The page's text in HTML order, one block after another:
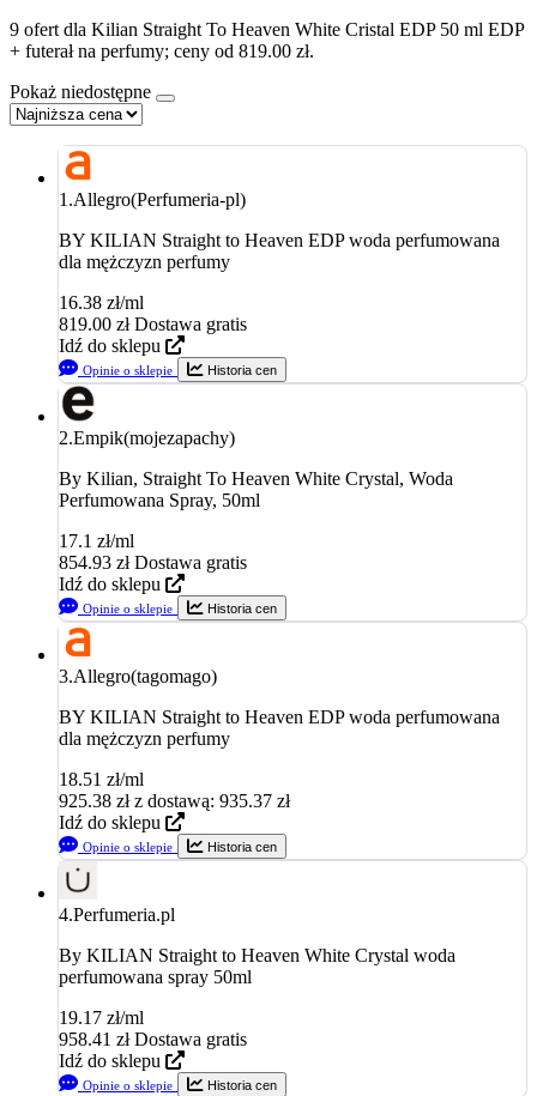
9 ofert dla Kilian Straight To Heaven White Cristal EDP 50 ml EDP
+ futerał na perfumy; ceny od 819.00 zł.
Pokaż niedostępne
1.Allegro(Perfumeria-pl)
BY KILIAN Straight to Heaven EDP woda perfumowana
dla mężczyzn perfumy
16.38 zł/ml
819.00 zł Dostawa gratis
Idź do sklepu
Opinie o sklepie Historia cen
2.Empik(mojezapachy)
By Kilian, Straight To Heaven White Crystal, Woda
Perfumowana Spray, 50ml
17.1 zł/ml
854.93 zł Dostawa gratis
Idź do sklepu
Opinie o sklepie Historia cen
3.Allegro(tagomago)
BY KILIAN Straight to Heaven EDP woda perfumowana
dla mężczyzn perfumy
18.51 zł/ml
925.38 zł z dostawą: 935.37 zł
Idź do sklepu
Opinie o sklepie Historia cen
4.Perfumeria.pl
By KILIAN Straight to Heaven White Crystal woda
perfumowana spray 50ml
19.17 zł/ml
958.41 zł Dostawa gratis
Idź do sklepu
Opinie o sklepie Historia cen